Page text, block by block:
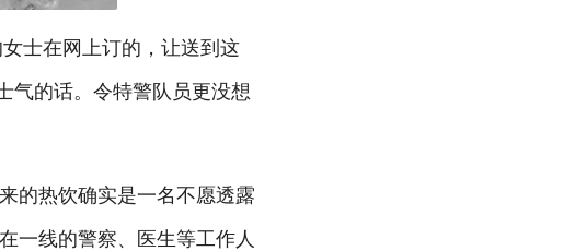
士在网上订的，让送到这
气的话。令特警队员更没想
的热饮确实是一名不愿透露
一线的警察、医生等工作人